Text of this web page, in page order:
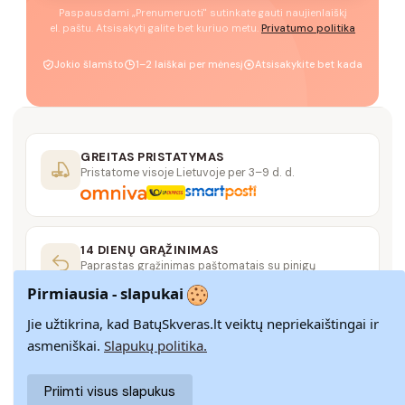
Paspausdami „Prenumeruoti" sutinkate gauti naujienlaiškį
el. paštu. Atsisakyti galite bet kuriuo metu. Privatumo politika
Jokio šlamšto 1–2 laiškai per mėnesį Atsisakykite bet kada
GREITAS PRISTATYMAS
Pristatome visoje Lietuvoje per 3–9 d. d.
14 DIENŲ GRĄŽINIMAS
Paprastas grąžinimas paštomatais su pinigų
SAUGUS MOKĖJIMAS
SSL šifravimas užtikrina aukščiausią jūsų duomenų
saugumo lygį
Pirmiausia - slapukai
Jie užtikrina, kad BatųSkveras.lt veiktų nepriekaištingai ir
asmeniškai. Slapukų politika.
Priimti visus slapukus